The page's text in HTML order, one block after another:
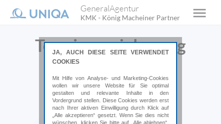
GeneralAgentur
KMK - König Macheiner Partner
Terminvereinbarung
JA, AUCH DIESE SEITE VERWENDET
COOKIES
Mit Hilfe von Analyse- und Marketing-Cookies
wollen wir unsere Website für Sie optimal
gestalten und relevante Inhalte in den
Vordergrund stellen. Diese Cookies werden erst
nach Ihrer aktiven Einwilligung durch Klick auf
„Alle akzeptieren“ gesetzt. Wenn Sie dies nicht
wünschen, klicken Sie bitte auf „Alle ablehnen“.